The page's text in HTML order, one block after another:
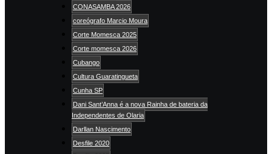
CONASAMBA 2026
coreógrafo Marcio Moura
Corte Momesca 2025
Corte momesca 2026
Cubango
Cultura Guaratingueta
Cunha SP
Dani Sant’Anna é a nova Rainha de bateria da
Independentes de Olaria
Darllan Nascimento
Desfile 2020